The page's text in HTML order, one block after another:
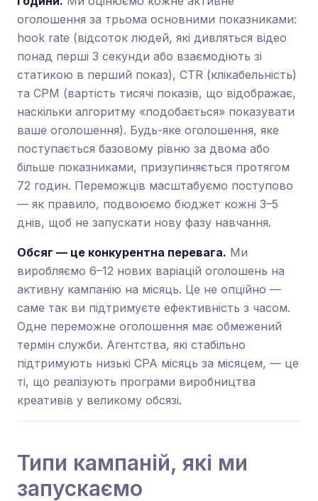
оголошення за трьома основними показниками:
hook rate (відсоток людей, які дивляться відео
понад перші 3 секунди або взаємодіють зі
статикою в перший показ), CTR (клікабельність)
та CPM (вартість тисячі показів, що відображає,
наскільки алгоритму «подобається» показувати
ваше оголошення). Будь-яке оголошення, яке
поступається базовому рівню за двома або
більше показниками, призупиняється протягом
72 годин. Переможців масштабуємо поступово
— як правило, подвоюємо бюджет кожні 3–5
днів, щоб не запускати нову фазу навчання.
Обсяг — це конкурентна перевага. Ми
виробляємо 6–12 нових варіацій оголошень на
активну кампанію на місяць. Це не опційно —
саме так ви підтримуєте ефективність з часом.
Одне переможне оголошення має обмежений
термін служби. Агентства, які стабільно
підтримують низькі CPA місяць за місяцем, — це
ті, що реалізують програми виробництва
креативів у великому обсязі.
Типи кампаній, які ми
запускаємо